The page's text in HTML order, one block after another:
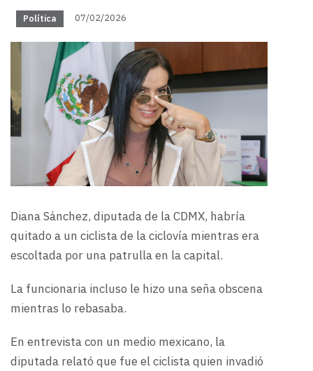
Política 07/02/2026
Diana Sánchez, diputada de la CDMX, habría
quitado a un ciclista de la ciclovía mientras era
escoltada por una patrulla en la capital.
La funcionaria incluso le hizo una seña obscena
mientras lo rebasaba.
En entrevista con un medio mexicano, la
diputada relató que fue el ciclista quien invadió